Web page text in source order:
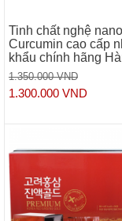
Tinh chất nghệ
Curcumin cao cấp
khẩu chính hãng
1.350.000 VND
1.300.000 VND